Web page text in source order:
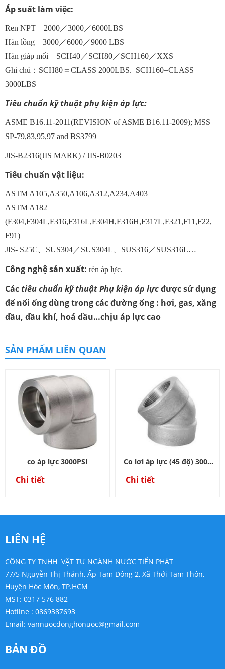
Áp suất làm việc:
Ren NPT – 2000／3000／6000LBS
Hàn lồng – 3000／6000／9000 LBS
Hàn giáp mối – SCH40／SCH80／SCH160／XXS
Ghi chú：SCH80＝CLASS 2000LBS. SCH160=CLASS
3000LBS
Tiêu chuẩn kỹ thuật phụ kiện áp lực:
ASME B16.11-2011(REVISION of ASME B16.11-2009); MSS
SP-79,83,95,97 and BS3799
JIS-B2316(JIS MARK) / JIS-B0203
Tiêu chuẩn vật liệu:
ASTM A105,A350,A106,A312,A234,A403
ASTM A182
(F304,F304L,F316,F316L,F304H,F316H,F317L,F321,F11,F22,
F91)
JIS- S25C、SUS304／SUS304L、SUS316／SUS316L…
Công nghệ sản xuất: rèn áp lực.
Cáctiêu chuẩn kỹ thuật Phụ kiện áp lựcđược sử dụng
để nối ống dùng trong các đường ống : hơi, gas, xăng
dầu, dầu khí, hoá dầu…chịu áp lực cao
SẢN PHẨM LIÊN QUAN
co áp lực 3000PSI
Chi tiết
Co lơi áp lực (45 độ) 3000
Chi tiết
LIÊN HỆ
CÔNG TY TNHH VẬT TƯ NGÀNH NƯỚC TIẾN PHÁT
77/5 Nguyễn Thị Thảnh, Ấp Tam Đông 2, Xã Thới Tam Thôn,
Huyện Hóc Môn, TP.HCM
MST: 0317 576 882
Hotline : 0869387693
Email: vannuocdonghonuoc@gmail.com
BẢN ĐỒ